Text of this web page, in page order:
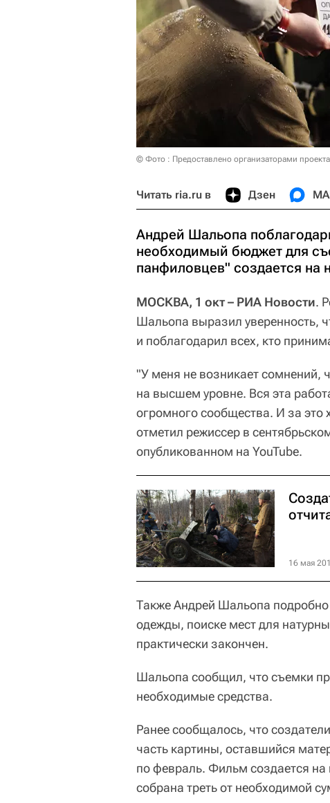
© Фото : Предоставлено организаторами
Читать ria.ru в Дзен
Андрей Шальопа
необходимый бюджет для
панфиловцев" создается на
МОСКВА, 1 окт – РИА Новости.
Шальопа выразил уверенность,
и поблагодарил всех, кто
"У меня не возникает сомнений,
на высшем уровне. Вся эта
огромного сообщества. И за это
отметил режиссер в
опубликованном на YouTube.
16 мая
Также Андрей Шальопа
одежды, поиске мест для
практически закончен.
Шальопа сообщил, что съемки
необходимые средства.
Ранее сообщалось, что
часть картины, оставшийся
по февраль. Фильм создается
собрана треть от необходимой